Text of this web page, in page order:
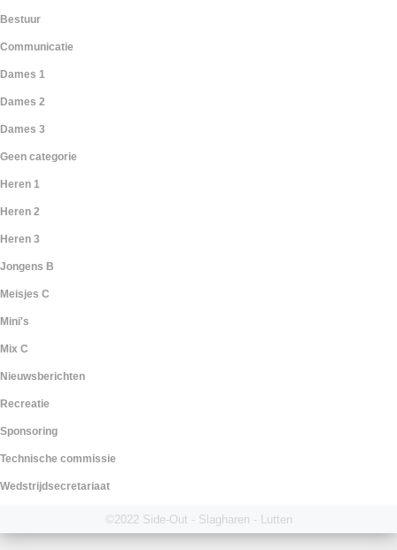
Bestuur
Communicatie
Dames 1
Dames 2
Dames 3
Geen categorie
Heren 1
Heren 2
Heren 3
Jongens B
Meisjes C
Mini's
Mix C
Nieuwsberichten
Recreatie
Sponsoring
Technische commissie
Wedstrijdsecretariaat
©2022 Side-Out - Slagharen - Lutten